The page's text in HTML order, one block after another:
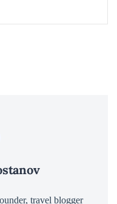
travel blogger